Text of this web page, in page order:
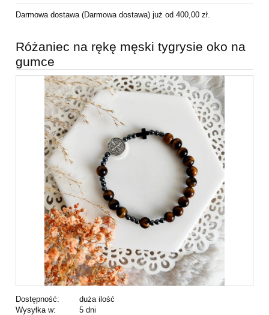
Darmowa dostawa (Darmowa dostawa) już od 400,00 zł.
Różaniec na rękę męski tygrysie oko na
gumce
Dostępność:
duża ilość
Wysyłka w:
5 dni